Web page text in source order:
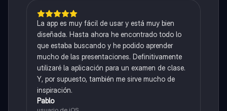
La app es muy fácil de usar y está muy bien
diseñada. Hasta ahora he encontrado todo lo
que estaba buscando y he podido aprender
mucho de las presentaciones. Definitivamente
utilizaré la aplicación para un examen de clase.
Y, por supuesto, también me sirve mucho de
inspiración.
Pablo